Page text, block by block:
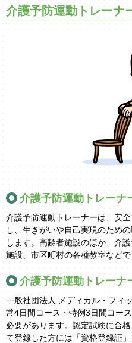
介護予防運動トレーナ
介護予防運動トレーナ
介護予防運動トレーナーは、安
し、生きがいや自己実現のため
します。高齢者施設のほか、介
施設、市区町村の各種教室などで
介護予防運動トレーナ
一般社団法人 メディカル・フィ
常4日間コース・特例3日間コー
必要があります。認定試験に合
て登録した方には「資格登録証